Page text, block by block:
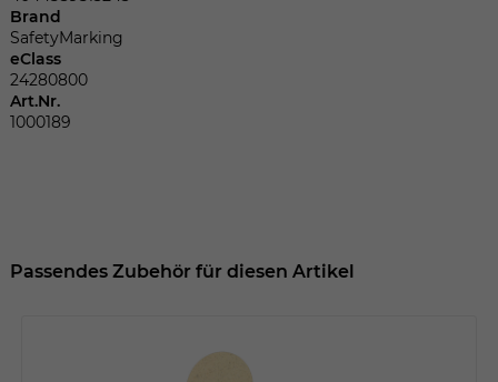
Brand
SafetyMarking
eClass
24280800
Art.Nr.
1000189
Passendes Zubehör für diesen Artikel
Zweck
Anbieter TYPO3
Wir installiert sobald sich der Nutzer an